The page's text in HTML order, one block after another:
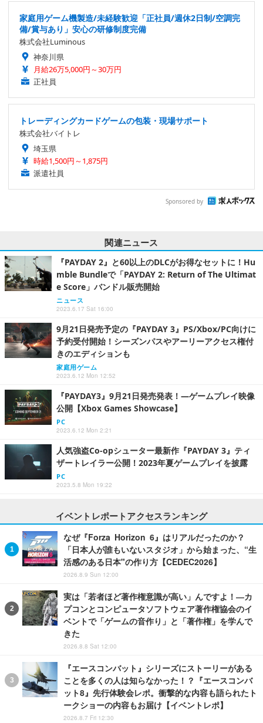
家庭用ゲーム機製造/未経験歓迎「正社員/週休2日制/空調完
備/賞与あり」安心の研修制度完備
株式会社Luminous
神奈川県
月給26万5,000円～30万円
正社員
トレーディングカードゲームの包装・現場サポート
株式会社バイトレ
埼玉県
時給1,500円～1,875円
派遣社員
Sponsored by
関連ニュース
『PAYDAY 2』と60以上のDLCがお得なセットに！Hu
mble Bundleで「PAYDAY 2: Return of The Ultimat
e Score」バンドル販売開始
ニュース
2023.6.17 Sat 16:00
9月21日発売予定の『PAYDAY 3』PS/Xbox/PC向けに
予約受付開始！シーズンパスやアーリーアクセス権付
きのエディションも
家庭用ゲーム
2023.6.12 Mon 12:52
『PAYDAY3』9月21日発売発表！―ゲームプレイ映像
公開【Xbox Games Showcase】
PC
2023.6.12 Mon 2:21
人気強盗Co-opシューター最新作『PAYDAY 3』ティ
ザートレイラー公開！2023年夏ゲームプレイを披露
PC
2023.5.8 Mon 19:22
イベントレポートアクセスランキング
なぜ『Forza Horizon 6』はリアルだったのか？
「日本人が誰もいないスタジオ」から始まった、“生
活感のある日本"の作り方【CEDEC2026】
2026.8.9 Sun 12:00
実は「若者ほど著作権意識が高い」んですよ！―カ
プコンとコンピュータソフトウェア著作権協会のイ
ベントで「ゲームの音作り」と「著作権」を学んで
きた
2026.8.8 Sat 12:00
『エースコンバット』シリーズにストーリーがある
ことを多くの人は知らなかった！？『エースコンバ
ット8』先行体験会レポ。衝撃的な内容も語られたト
ークショーの内容もお届け【イベントレポ】
2026.8.7 Fri 12:30